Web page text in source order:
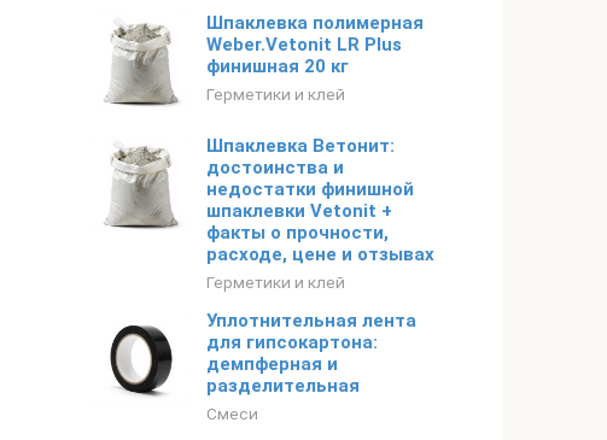
Шпаклевка полимерная
Weber.Vetonit LR Plus
финишная 20 кг
Герметики и клей
Шпаклевка Ветонит:
достоинства и
недостатки финишной
шпаклевки Vetonit +
факты о прочности,
расходе, цене и отзывах
Герметики и клей
Уплотнительная лента
для гипсокартона:
демпферная и
разделительная
Смеси